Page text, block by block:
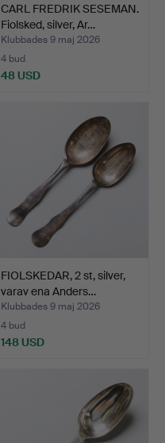
CARL FREDRIK SESEMAN.
Fiolsked, silver, Ar…
Klubbades 9 maj 2026
4 bud
48 USD
FIOLSKEDAR, 2 st, silver,
varav ena Anders…
Klubbades 9 maj 2026
4 bud
148 USD